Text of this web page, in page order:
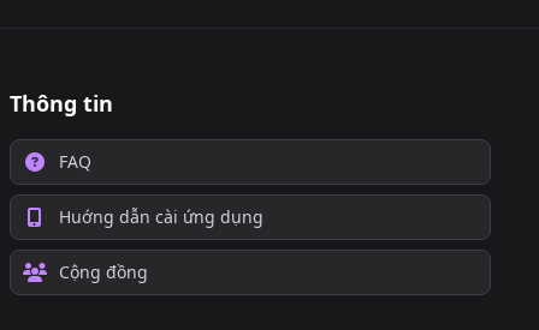
Thông tin
FAQ
Huớng dẫn cài ứng dụng
Cộng đồng